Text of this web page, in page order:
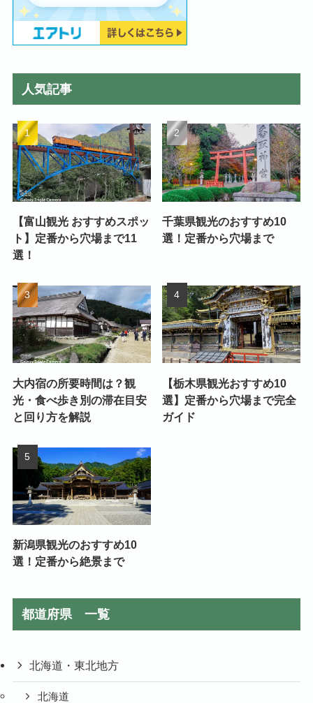
人気記事
【富山観光 おすすめスポッ
ト】定番から穴場まで11
選！
千葉県観光のおすすめ10
選！定番から穴場まで
大内宿の所要時間は？観
光・食べ歩き別の滞在目安
と回り方を解説
【栃木県観光おすすめ10
選】定番から穴場まで完全
ガイド
新潟県観光のおすすめ10
選！定番から絶景まで
都道府県 一覧
北海道・東北地方
北海道